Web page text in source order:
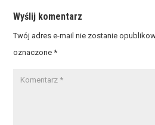
Wyślij komentarz
Twój adres e-mail nie zostanie
oznaczone*